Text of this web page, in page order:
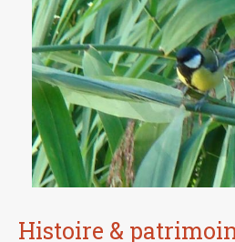
Histoire &